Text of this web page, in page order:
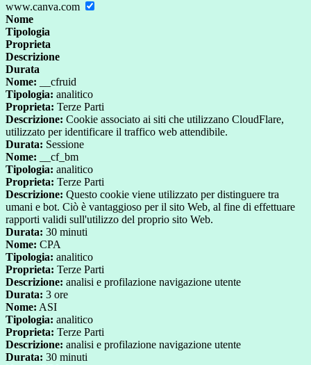
www.canva.com
Nome
Tipologia
Proprieta
Descrizione
Durata
Nome: __cfruid
Tipologia: analitico
Proprieta: Terze Parti
Descrizione: Cookie associato ai siti che utilizzano CloudFlare,
utilizzato per identificare il traffico web attendibile.
Durata: Sessione
Nome: __cf_bm
Tipologia: analitico
Proprieta: Terze Parti
Descrizione: Questo cookie viene utilizzato per distinguere tra
umani e bot. Ciò è vantaggioso per il sito Web, al fine di effettuare
rapporti validi sull'utilizzo del proprio sito Web.
Durata: 30 minuti
Nome: CPA
Tipologia: analitico
Proprieta: Terze Parti
Descrizione: analisi e profilazione navigazione utente
Durata: 3 ore
Nome: ASI
Tipologia: analitico
Proprieta: Terze Parti
Descrizione: analisi e profilazione navigazione utente
Durata: 30 minuti